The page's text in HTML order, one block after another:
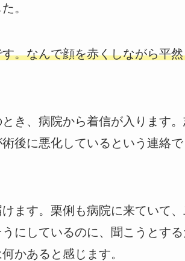
。
。なんで顔を赤くしながら平
き、病院から着信が入ります
後に悪化しているという連絡で
ます。栗俐も病院に来ていて、
にしているのに、聞こうとす
かあると感じます。